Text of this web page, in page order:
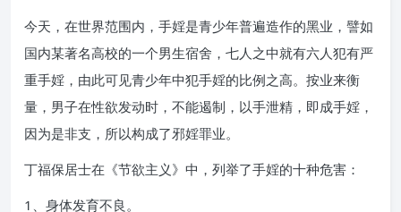
今天，在世界范围内，手婬是青少年普遍造作的黑业，譬如
国内某著名高校的一个男生宿舍，七人之中就有六人犯有严
重手婬，由此可见青少年中犯手婬的比例之高。按业来衡
量，男子在性欲发动时，不能遏制，以手泄精，即成手婬，
因为是非支，所以构成了邪婬罪业。
丁福保居士在《节欲主义》中，列举了手婬的十种危害：
1、身体发育不良。